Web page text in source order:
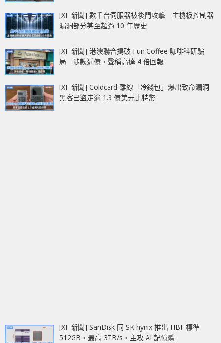
[XF 新聞] 數千台伺服器被後門攻擊 主機板控制器
漏洞部分甚至超過 10 年歷史
[XF 新聞] 港澳聯合搗破 Fun Coffee 咖啡科研騙
局 涉款近億‧聲稱高達 4 倍回報
[XF 新聞] Coldcard 離線「冷錢包」爆出致命漏洞
黑客已盜走逾 1.3 億美元比特幣
[XF 新聞] SanDisk 同 SK hynix 推出 HBF 標準
512GB‧最高 3TB/s‧主攻 AI 記憶體